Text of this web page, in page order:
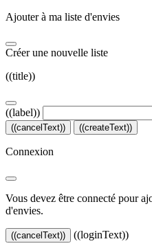
Ajouter à ma liste d'envies
Créer une nouvelle liste
((title))
((label))
((cancelText)) ((createText))
Connexion
Vous devez être connecté pour
d'envies.
((cancelText)) ((loginText))